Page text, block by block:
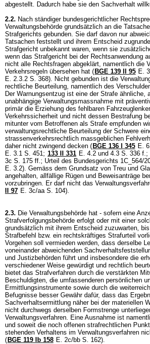
abgestellt. Dadurch habe sie den Sachverhalt
2.2. Nach ständiger bundesgerichtlicher
Verwaltungsbehörde grundsätzlich an die
Strafgerichts gebunden. Sie darf davon nur
Tatsachen feststellt und ihrem Entscheid
Strafgericht unbekannt waren, wenn sie
wenn das Strafgericht bei der Rechtsanwendung
nicht alle Rechtsfragen abgeklärt, namentlich die
Verkehrsregeln übersehen hat ( BGE 139 II 95 E.
E. 2.3.2 S. 368). Nicht gebunden ist die
rechtliche Beurteilung, namentlich des
Der Warnungsentzug ist eine der Strafe ähnliche,
unabhängige Verwaltungsmassnahme mit
primär die Erziehung des fehlbaren
Verkehrssicherheit und nicht dessen Bestrafung
mitunter vom Betroffenen als Strafe empfunden
verwaltungsrechtliche Beurteilung der Schwere
strassenverkehrsrechtlich massgeblichen
daher nicht zwingend decken ( BGE 136 I 345 E.
E. 3.1 S. 451; 133 II 331 E. 4.2 und 4.3 S. 336 f.;
3c S. 175 ff.; Urteil des Bundesgerichts 1C_564/
E. 3.2). Gemäss dem Grundsatz von Treu und
angehalten, allfällige Rügen und Beweisanträge
vorzubringen. Er darf nicht das
II 97 E. 3c/aa S. 104).
2.3. Die Verwaltungsbehörde hat - sofern eine
Strafverfolgungsbehörde erfolgt oder mit einer
grundsätzlich mit ihrem Entscheid zuzuwarten,
Strafbefehl bzw. ein rechtskräftiges Strafurteil
Vorgehen soll vermieden werden, dass derselbe
voneinander abweichenden
und Justizbehörden führt und insbesondere die
verschiedener Weise gewürdigt und rechtlich
bietet das Strafverfahren durch die verstärkten
Beschuldigten, die umfassenderen persönlichen
Ermittlungsinstrumente sowie durch die
Befugnisse besser Gewähr dafür, dass das
Sachverhaltsermittlung näher bei der materiellen
nicht durchwegs derselben Formstrenge
Verwaltungsverfahren. Eine Ausnahme ist
und soweit die noch offenen strafrechtlichen
stehenden Verhaltens im Verwaltungsverfahren
( BGE 119 Ib 158 E. 2c/bb S. 162).